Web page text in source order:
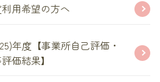
利用希望の方へ
年度【事業所自己評価・
価結果】